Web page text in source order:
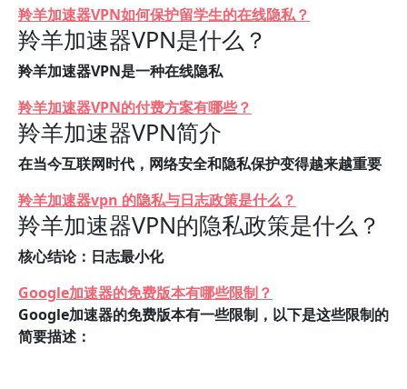
羚羊加速器VPN如何保护留学生的在线隐私？
羚羊加速器VPN是什么？
羚羊加速器VPN是一种在线隐私
羚羊加速器VPN的付费方案有哪些？
羚羊加速器VPN简介
在当今互联网时代，网络安全和隐私保护变得越来越重要
羚羊加速器vpn 的隐私与日志政策是什么？
羚羊加速器VPN的隐私政策是什么？
核心结论：日志最小化
Google加速器的免费版本有哪些限制？
Google加速器的免费版本有一些限制，以下是这些限制的
简要描述：